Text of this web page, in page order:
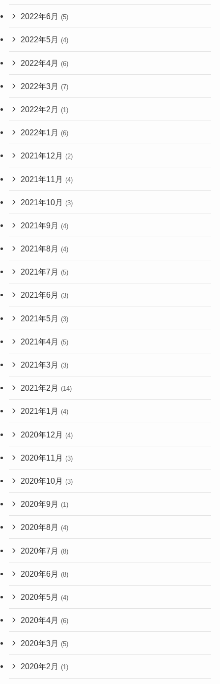
2022年6月 (5)
2022年5月 (4)
2022年4月 (6)
2022年3月 (7)
2022年2月 (1)
2022年1月 (6)
2021年12月 (2)
2021年11月 (4)
2021年10月 (3)
2021年9月 (4)
2021年8月 (4)
2021年7月 (5)
2021年6月 (3)
2021年5月 (3)
2021年4月 (5)
2021年3月 (3)
2021年2月 (14)
2021年1月 (4)
2020年12月 (4)
2020年11月 (3)
2020年10月 (3)
2020年9月 (1)
2020年8月 (4)
2020年7月 (8)
2020年6月 (8)
2020年5月 (4)
2020年4月 (6)
2020年3月 (5)
2020年2月 (1)